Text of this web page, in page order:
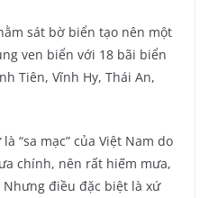
sát bờ biển tạo nên một
ven biển với 18 bãi biển
Tiên, Vĩnh Hy, Thái An,
“sa mạc” của Việt Nam do
chính, nên rất hiếm mưa,
điều đặc biệt là xứ